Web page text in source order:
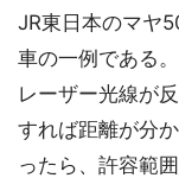
JR東日本のマヤ
車の一例である
レーザー光線が
すれば距離が分
ったら、許容範